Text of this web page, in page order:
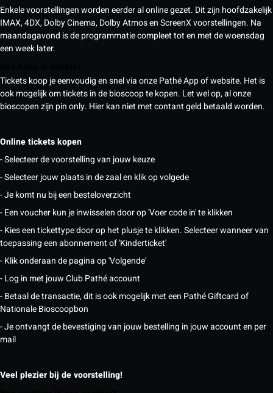
Enkele voorstellingen worden eerder al online gezet. Dit zijn hoofdzakelijk
IMAX, 4DX, Dolby Cinema, Dolby Atmos en ScreenX voorstellingen. Na
maandagavond is de programmatie compleet tot en met de woensdag
een week later.
Tickets koop je eenvoudig en snel via onze Pathé App of website. Het is
ook mogelijk om tickets in de bioscoop te kopen. Let wel op, al onze
bioscopen zijn pin only. Hier kan niet met contant geld betaald worden.
Online tickets kopen
- Selecteer de voorstelling van jouw keuze
- Selecteer jouw plaats in de zaal en klik op volgede
- Je komt nu bij een besteloverzicht
- Een voucher kun je inwisselen door op 'Voer code in' te klikken
- Kies een tickettype door op het plusje te klikken. Selecteer wanneer van
toepassing een abonnement of 'Kinderticket'
- Klik onderaan de pagina op 'Volgende'
- Log in met jouw Club Pathé account
- Betaal de transactie, dit is ook mogelijk met een Pathé Giftcard of
Nationale Bioscoopbon
- Je ontvangt de bevestiging van jouw bestelling in jouw account en per
mail
Veel plezier bij de voorstelling!